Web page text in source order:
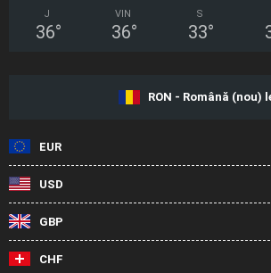
J
36°
VIN
36°
S
33°
RON - Română (nou)
EUR
USD
GBP
CHF